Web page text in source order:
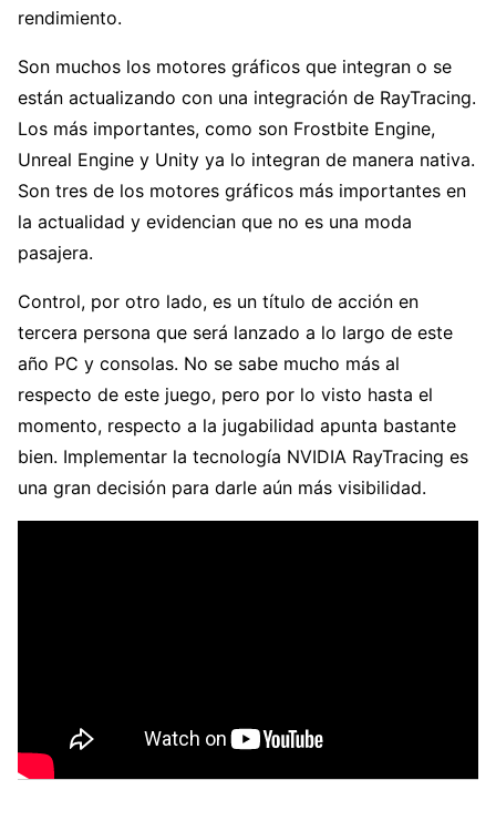
rendimiento.
Son muchos los motores gráficos que integran o se
están actualizando con una integración de RayTracing.
Los más importantes, como son Frostbite Engine,
Unreal Engine y Unity ya lo integran de manera nativa.
Son tres de los motores gráficos más importantes en
la actualidad y evidencian que no es una moda
pasajera.
Control, por otro lado, es un título de acción en
tercera persona que será lanzado a lo largo de este
año PC y consolas. No se sabe mucho más al
respecto de este juego, pero por lo visto hasta el
momento, respecto a la jugabilidad apunta bastante
bien. Implementar la tecnología NVIDIA RayTracing es
una gran decisión para darle aún más visibilidad.